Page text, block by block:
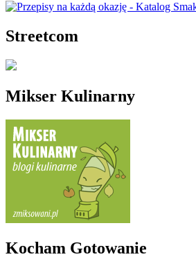
Streetcom
Mikser Kulinarny
Kocham Gotowanie